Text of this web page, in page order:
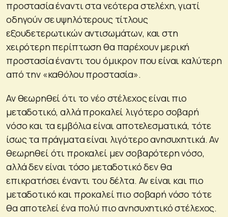
προστασία έναντι στα νεότερα στελέχη, γιατί
οδηγούν σε υψηλότερους τίτλους
εξουδετερωτικών αντισωμάτων, και στη
χειρότερη περίπτωση θα παρέχουν μερική
προστασία έναντι του όμικρον που είναι καλύτερη
από την «καθόλου προστασία».
Αν θεωρηθεί ότι το νέο στέλεχος είναι πιο
μεταδοτικό, αλλά προκαλεί λιγότερο σοβαρή
νόσο και τα εμβόλια είναι αποτελεσματικά, τότε
ίσως τα πράγματα είναι λιγότερο ανησυχητικά. Αν
θεωρηθεί ότι προκαλεί μεν σοβαρότερη νόσο,
αλλά δεν είναι τόσο μεταδοτικό δεν θα
επικρατήσει έναντι του δέλτα. Αν είναι και πιο
μεταδοτικό και προκαλεί πιο σοβαρή νόσο τότε
θα αποτελεί ένα πολύ πιο ανησυχητικό στέλεχος.